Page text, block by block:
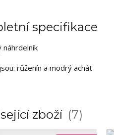
specifikace
náhrdelník
růženín a modrý achát
zboží 7